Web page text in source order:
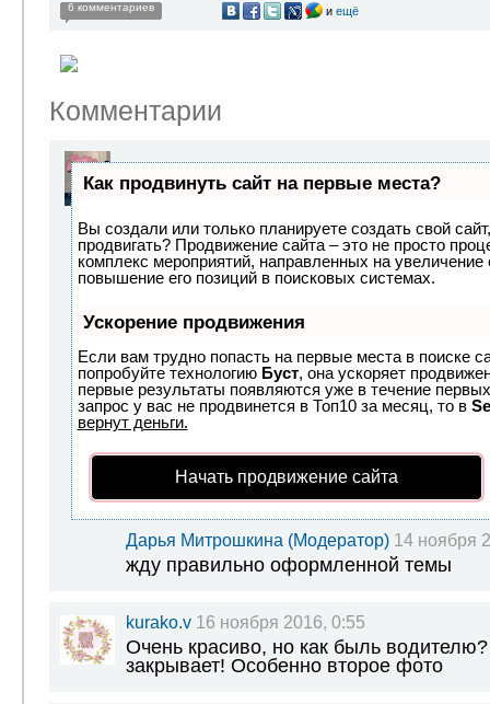
6 комментариев и ещё
Комментарии
Как продвинуть сайт на первые места?
Вы создали или только планируете создать свой
продвигать? Продвижение сайта – это не просто
комплекс мероприятий, направленных на увеличение
повышение его позиций в поисковых системах.
Ускорение продвижения
Если вам трудно попасть на первые места в поиске
попробуйте технологию Буст, она ускоряет
первые результаты появляются уже в течение
запрос у вас не продвинется в Топ10 за месяц, то в
вернут деньги.
Начать продвижение сайта
Дарья Митрошкина (Модератор) 14 ноября
жду правильно оформленной темы
kurako.v 16 ноября 2016, 0:55
Очень красиво, но как быль
закрывает! Особенно второе фото